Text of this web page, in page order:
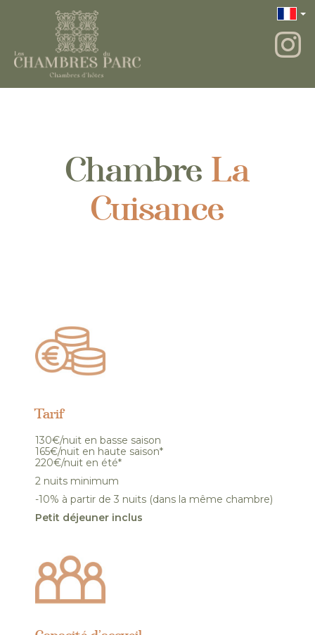
ChambreLa
Cuisance
Tarif
130€/nuit en basse saison
165€/nuit en haute saison*
220€/nuit en été*
2 nuits minimum
-10% à partir de 3 nuits (dans la même chambre)
Petit déjeuner inclus